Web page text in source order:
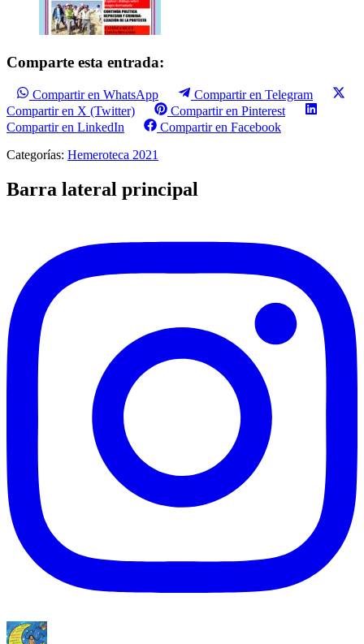
Comparte esta entrada:
Compartir en WhatsApp
Compartir en Telegram
Compartir en X (Twitter)
Compartir en Pinterest
Compartir en LinkedIn
Compartir en Facebook
Categorías: Hemeroteca 2021
Barra lateral principal